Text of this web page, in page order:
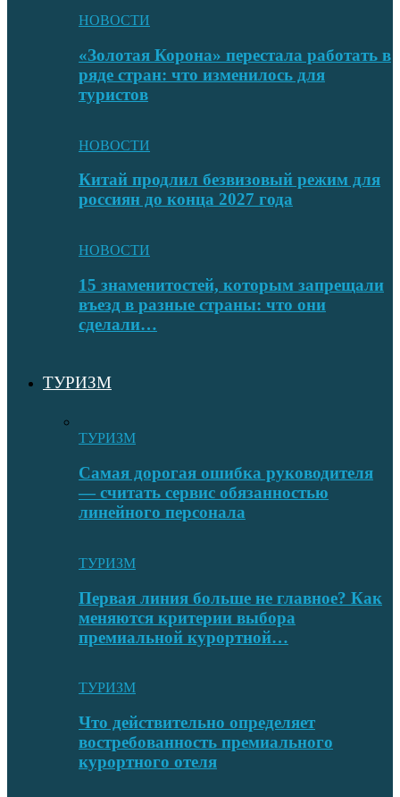
НОВОСТИ
«Золотая Корона» перестала работать в
ряде стран: что изменилось для
туристов
НОВОСТИ
Китай продлил безвизовый режим для
россиян до конца 2027 года
НОВОСТИ
15 знаменитостей, которым запрещали
въезд в разные страны: что они
сделали…
ТУРИЗМ
ТУРИЗМ
Самая дорогая ошибка руководителя
— считать сервис обязанностью
линейного персонала
ТУРИЗМ
Первая линия больше не главное? Как
меняются критерии выбора
премиальной курортной…
ТУРИЗМ
Что действительно определяет
востребованность премиального
курортного отеля